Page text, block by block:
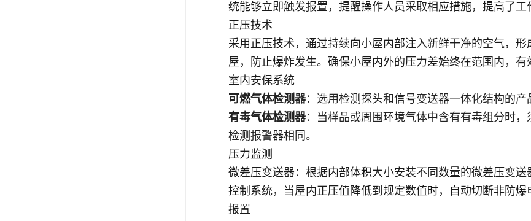
统能够立即触发报置，提醒操作人员采取相应措施，提高了工
正压技术
采用正压技术，通过持续向小屋内部注入新鲜干净的空气，
屋，防止爆炸发生。确保小屋内外的压力差始终在范围内，
室内安保系统
可燃气体检测器：选用检测探头和信号变送器一体化结构的
有毒气体检测器：当样品或周围环境气体中含有有毒组分时
检测报警器相同 。
压力监测
微差压变送器：根据内部体积大小安装不同数量的微差压变
控制系统，当屋内正压值降低到规定数值时，自动切断非防爆
报置